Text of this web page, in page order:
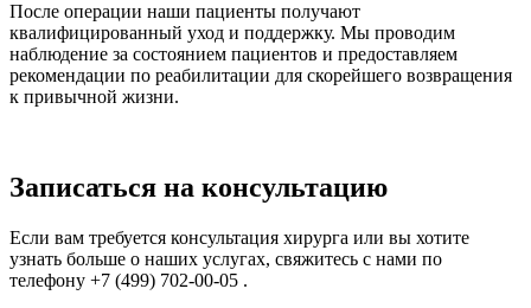
После операции наши пациенты получают
квалифицированный уход и поддержку. Мы проводим
наблюдение за состоянием пациентов и предоставляем
рекомендации по реабилитации для скорейшего возвращения
к привычной жизни.
Записаться на консультацию
Если вам требуется консультация хирурга или вы хотите
узнать больше о наших услугах, свяжитесь с нами по
телефону +7 (499) 702-00-05 .